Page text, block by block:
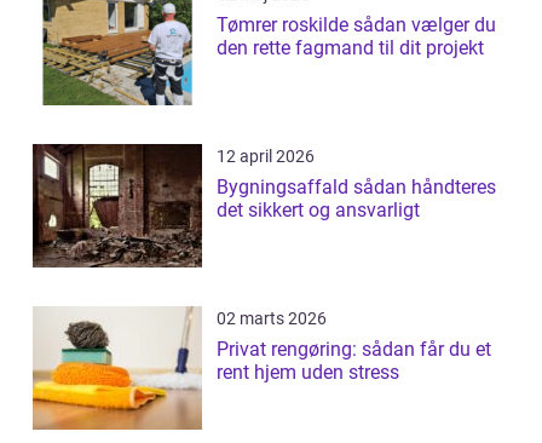
Tømrer roskilde sådan vælger du
den rette fagmand til dit projekt
12 april 2026
Bygningsaffald sådan håndteres
det sikkert og ansvarligt
02 marts 2026
Privat rengøring: sådan får du et
rent hjem uden stress